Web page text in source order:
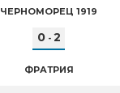
ЧЕРНОМОРЕЦ 1919
0- 2
ФРАТРИЯ